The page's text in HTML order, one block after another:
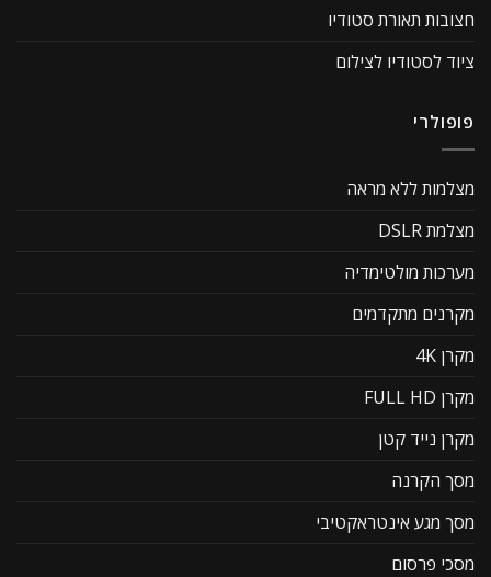
חצובות תאורת סטודיו
ציוד לסטודיו לצילום
פופולרי
מצלמות ללא מראה
מצלמת DSLR
מערכות מולטימדיה
מקרנים מתקדמים
מקרן 4K
מקרן FULL HD
מקרן נייד קטן
מסך הקרנה
מסך מגע אינטראקטיבי
מסכי פרסום